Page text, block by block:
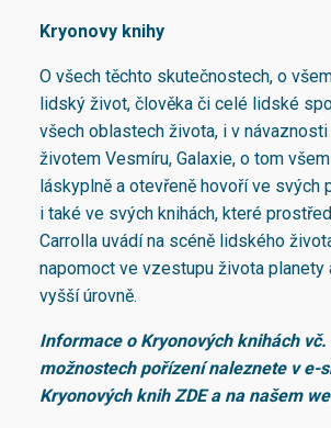
Kryonovy knihy
O všech těchto skutečnostech, o
lidský život, člověka či celé lidské
všech oblastech života, i v
životem Vesmíru, Galaxie, o tom
láskyplně a otevřeně hovoří ve svých
i také ve svých knihách, které
Carrolla uvádí na scéně lidského
napomoct ve vzestupu života planety
vyšší úrovně.
Informace o Kryonových knihách
možnostech pořízení naleznete v e-
Kryonových knihZDEa na našem